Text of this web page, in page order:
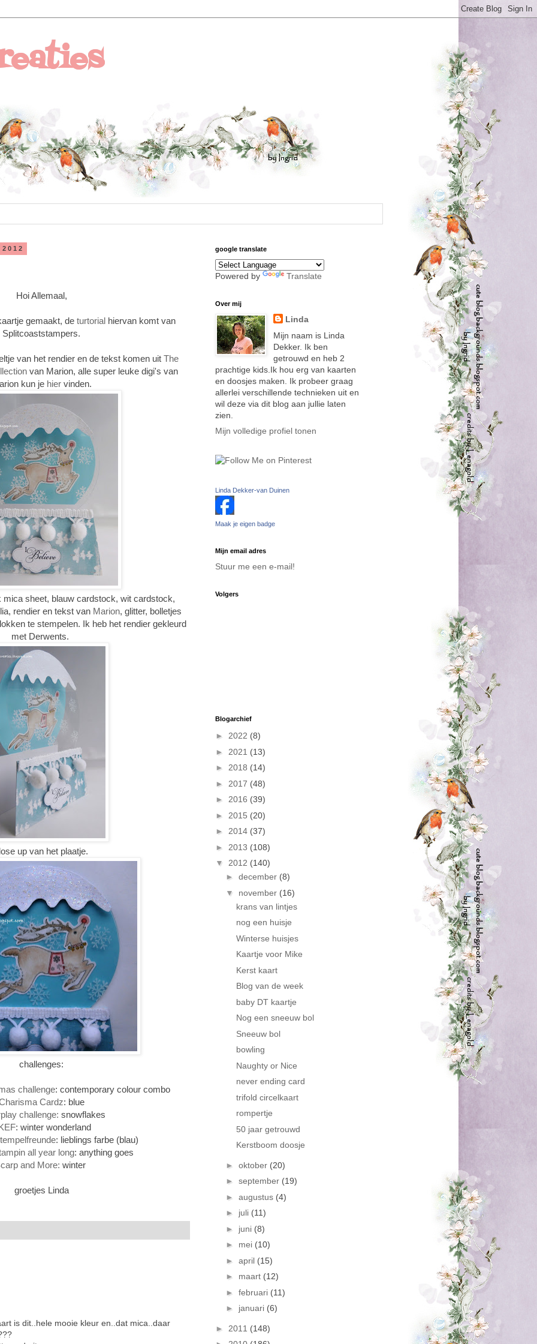
Hoi Allemaal,
gemaakt, de turtorial hiervan komt van
Splitcoaststampers.
van het rendier en de tekst komen uit The
van Marion, alle super leuke digi's van
kun je hiervinden.
mica sheet, blauw cardstock, wit cardstock,
rendier en tekst van Marion, glitter, bolletjes
te stempelen. Ik heb het rendier gekleurd
met Derwents.
up van het plaatje.
challenges:
challenge: contemporary colour combo
Cardz: blue
challenge: snowflakes
: winter wonderland
: lieblings farbe (blau)
all year long: anything goes
and More: winter
groetjes Linda
is dit..hele mooie kleur en..dat mica..daar
google translate
Powered by Translate
Over mij
Linda
Mijn naam is Linda
Dekker. Ik ben
getrouwd en heb 2
prachtige kids.Ik hou erg van kaarten
en doosjes maken. Ik probeer graag
allerlei verschillende technieken uit en
wil deze via dit blog aan jullie laten
zien.
Mijn volledige profiel tonen
Linda Dekker-van Duinen
Maak je eigen badge
Mijn email adres
Stuur me een e-mail!
Volgers
Blogarchief
► 2022 (8)
► 2021 (13)
► 2018 (14)
► 2017 (48)
► 2016 (39)
► 2015 (20)
► 2014 (37)
► 2013 (108)
▼ 2012 (140)
► december (8)
▼ november (16)
krans van lintjes
nog een huisje
Winterse huisjes
Kaartje voor Mike
Kerst kaart
Blog van de week
baby DT kaartje
Nog een sneeuw bol
Sneeuw bol
bowling
Naughty or Nice
never ending card
trifold circelkaart
rompertje
50 jaar getrouwd
Kerstboom doosje
► oktober (20)
► september (19)
► augustus (4)
► juli (11)
► juni (8)
► mei (10)
► april (15)
► maart (12)
► februari (11)
► januari (6)
► 2011 (148)